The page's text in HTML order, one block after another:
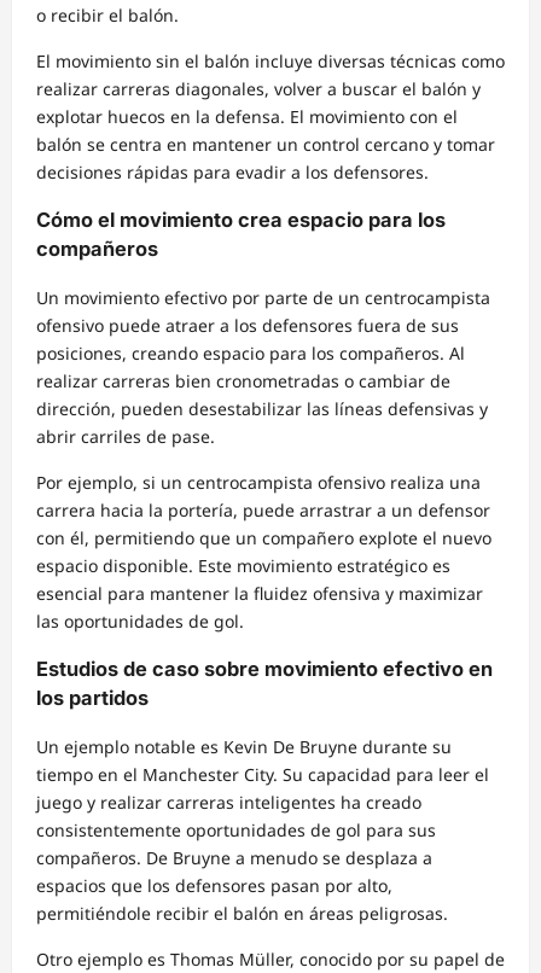
o recibir el balón.
El movimiento sin el balón incluye diversas técnicas como
realizar carreras diagonales, volver a buscar el balón y
explotar huecos en la defensa. El movimiento con el
balón se centra en mantener un control cercano y tomar
decisiones rápidas para evadir a los defensores.
Cómo el movimiento crea espacio para los
compañeros
Un movimiento efectivo por parte de un centrocampista
ofensivo puede atraer a los defensores fuera de sus
posiciones, creando espacio para los compañeros. Al
realizar carreras bien cronometradas o cambiar de
dirección, pueden desestabilizar las líneas defensivas y
abrir carriles de pase.
Por ejemplo, si un centrocampista ofensivo realiza una
carrera hacia la portería, puede arrastrar a un defensor
con él, permitiendo que un compañero explote el nuevo
espacio disponible. Este movimiento estratégico es
esencial para mantener la fluidez ofensiva y maximizar
las oportunidades de gol.
Estudios de caso sobre movimiento efectivo en
los partidos
Un ejemplo notable es Kevin De Bruyne durante su
tiempo en el Manchester City. Su capacidad para leer el
juego y realizar carreras inteligentes ha creado
consistentemente oportunidades de gol para sus
compañeros. De Bruyne a menudo se desplaza a
espacios que los defensores pasan por alto,
permitiéndole recibir el balón en áreas peligrosas.
Otro ejemplo es Thomas Müller, conocido por su papel de